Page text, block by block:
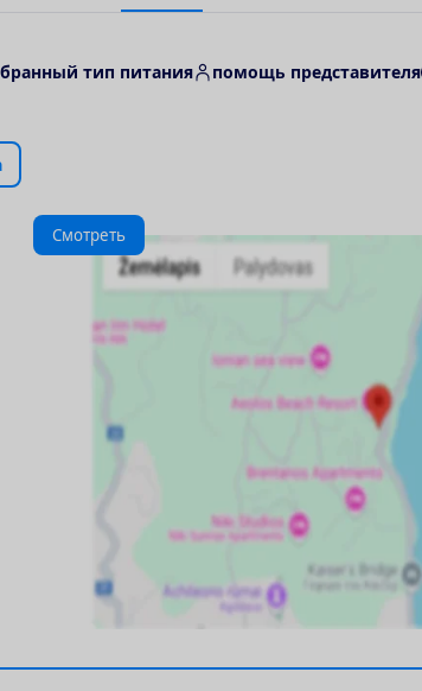
тип питания помощь представителя
Смотреть